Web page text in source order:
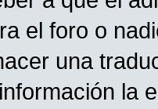
el foro o
una
la